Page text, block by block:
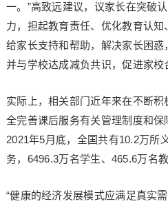
一。”高致远建议，议家长在突破
力，担起教育责任、优化教育认
给家长支持和帮助，解决家长困惑
并与学校达成减负共识，促进家校
实际上，相关部门近年来在不断
全完善课后服务有关管理制度和
2021年5月底，全国共有10.2万所
务，6496.3万名学生、465.6万名
“健康的经济发展模式应满足真实